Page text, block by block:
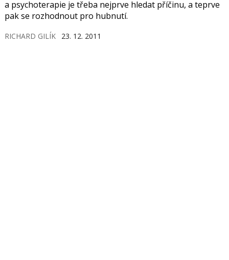
a psychoterapie je třeba nejprve hledat příčinu, a teprve
pak se rozhodnout pro hubnutí.
RICHARD GILÍK 23. 12. 2011